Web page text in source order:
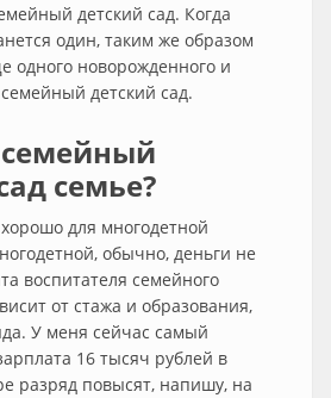
детский сад. Когда
один, таким же образом
одного новорожденного и
детский сад.
семье?
для многодетной
обычно, деньги не
воспитателя семейного
от стажа и образования,
У меня сейчас самый
16 тысяч рублей в
разряд повысят, напишу, на